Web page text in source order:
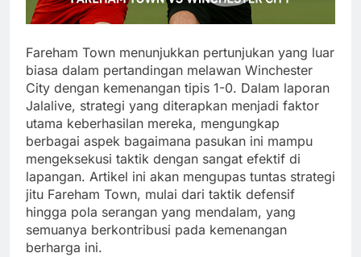
Fareham Town menunjukkan pertunjukan yang luar
biasa dalam pertandingan melawan Winchester
City dengan kemenangan tipis 1-0. Dalam laporan
Jalalive, strategi yang diterapkan menjadi faktor
utama keberhasilan mereka, mengungkap
berbagai aspek bagaimana pasukan ini mampu
mengeksekusi taktik dengan sangat efektif di
lapangan. Artikel ini akan mengupas tuntas strategi
jitu Fareham Town, mulai dari taktik defensif
hingga pola serangan yang mendalam, yang
semuanya berkontribusi pada kemenangan
berharga ini.